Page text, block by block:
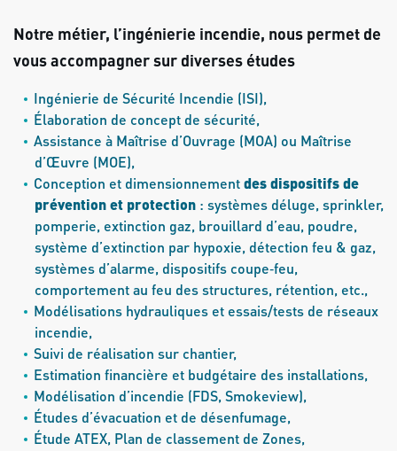
Notre métier, l’ingénierie incendie, nous permet de
vous accompagner sur diverses études
Ingénierie de Sécurité Incendie (ISI),
Élaboration de concept de sécurité,
Assistance à Maîtrise d’Ouvrage (MOA) ou Maîtrise
d’Œuvre (MOE),
Conception et dimensionnementdes dispositifs de
prévention et protection : systèmes déluge, sprinkler,
pomperie, extinction gaz, brouillard d’eau, poudre,
système d’extinction par hypoxie, détection feu & gaz,
systèmes d’alarme, dispositifs coupe‐feu,
comportement au feu des structures, rétention, etc.,
Modélisations hydrauliques et essais/tests de réseaux
incendie,
Suivi de réalisation sur chantier,
Estimation financière et budgétaire des installations,
Modélisation d’incendie (FDS, Smokeview),
Études d’évacuation et de désenfumage,
Étude ATEX, Plan de classement de Zones,